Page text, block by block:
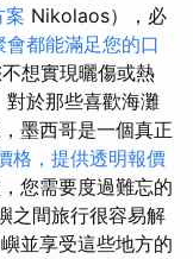
案 Nikolaos），必
都能滿足您的口
想實現曬傷或熱
於那些喜歡海灘
墨西哥是一個真正
格，提供透明報價
您需要度過難忘的
之間旅行很容易解
並享受這些地方的